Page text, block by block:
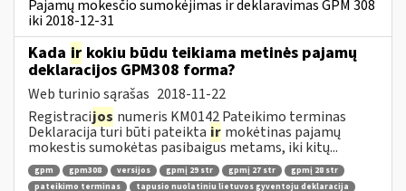
Pajamų mokesčio sumokėjimas ir deklaravimas GPM 308
iki 2018-12-31
Kada ir kokiu būdu teikiama metinės pajamų
deklaracijos GPM308 forma?
Web turinio sąrašas 2018-11-22
Registracijos numeris KM0142 Pateikimo terminas
Deklaracija turi būti pateikta ir mokėtinas pajamų
mokestis sumokėtas pasibaigus metams, iki kitų...
gpm gpm308 versijos gpmį 29 str gpmį 27 str
gpmį 28 str
pateikimo terminas
tapusio nuolatiniu lietuvos gyventoju deklaracija